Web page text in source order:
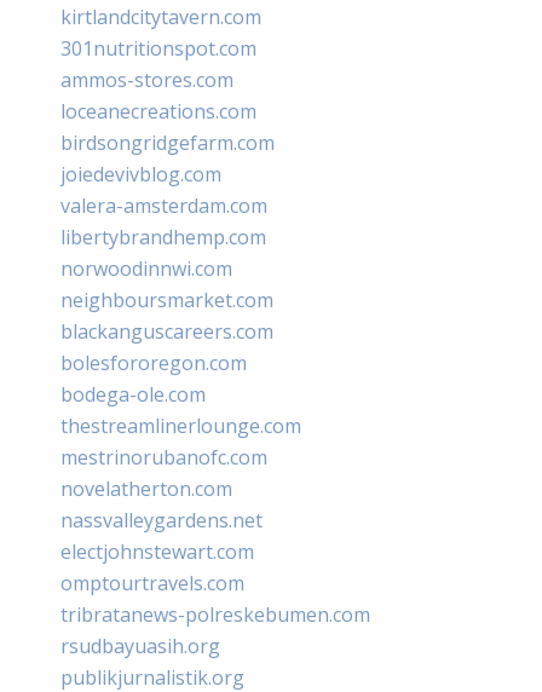
kirtlandcitytavern.com
301nutritionspot.com
ammos-stores.com
loceanecreations.com
birdsongridgefarm.com
joiedevivblog.com
valera-amsterdam.com
libertybrandhemp.com
norwoodinnwi.com
neighboursmarket.com
blackanguscareers.com
bolesfororegon.com
bodega-ole.com
thestreamlinerlounge.com
mestrinorubanofc.com
novelatherton.com
nassvalleygardens.net
electjohnstewart.com
omptourtravels.com
tribratanews-polreskebumen.com
rsudbayuasih.org
publikjurnalistik.org